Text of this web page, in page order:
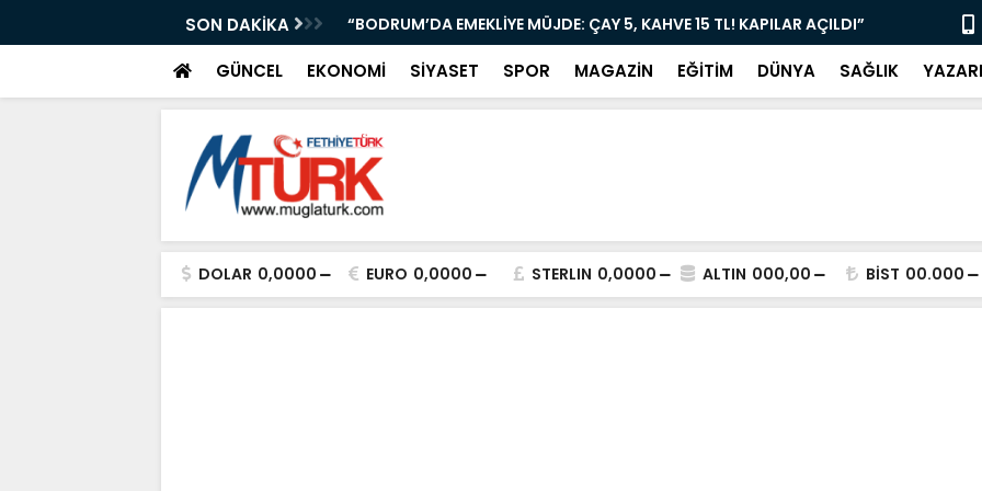
SON DAKİKA
MUĞLA’DA DEV İCRAAT LANSMANI” “BODRUM’DA EMEKLİYE MÜJDE: ÇAY 5, KAHVE 15 TL! KAPILAR AÇILDI”
GÜNCEL EKONOMİ SİYASET SPOR MAGAZİN EĞİTİM DÜNYA SAĞLIK
DOLAR 0,0000 EURO 0,0000 STERLIN 0,0000 ALTIN 000,00 BİST 00.000